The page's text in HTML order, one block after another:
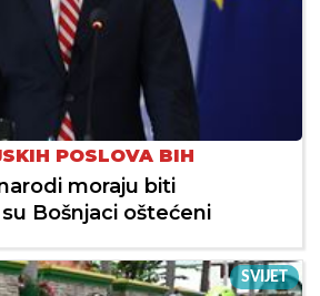
POSLOVA BIH
moraju biti
Bošnjaci oštećeni
SVIJET